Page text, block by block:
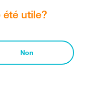
utile?
Non